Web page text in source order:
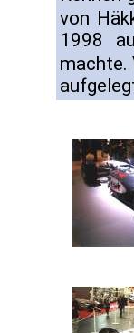
von
1998
machte.